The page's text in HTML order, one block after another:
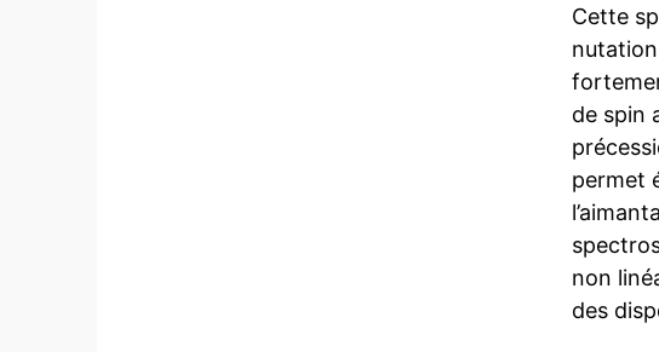
Cette
nutation
de spin
permet
non
des